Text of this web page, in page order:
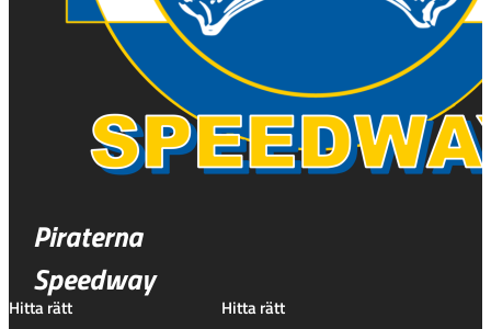
Piraterna
Speedway
Hitta rätt Hitta rätt